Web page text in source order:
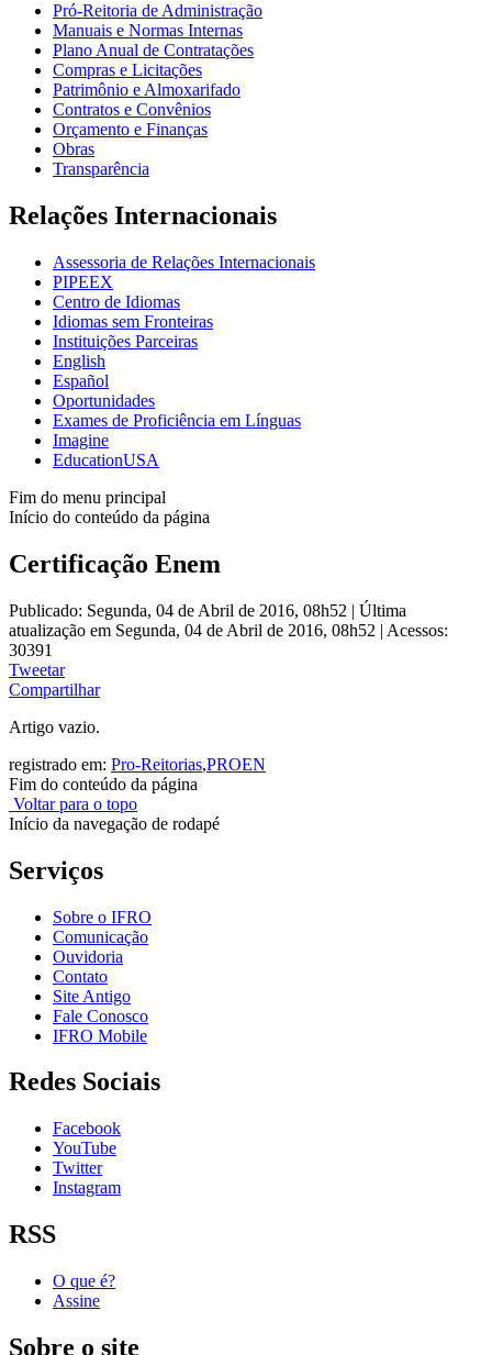
Pró-Reitoria de Administração
Manuais e Normas Internas
Plano Anual de Contratações
Compras e Licitações
Patrimônio e Almoxarifado
Contratos e Convênios
Orçamento e Finanças
Obras
Transparência
Relações Internacionais
Assessoria de Relações Internacionais
PIPEEX
Centro de Idiomas
Idiomas sem Fronteiras
Instituições Parceiras
English
Español
Oportunidades
Exames de Proficiência em Línguas
Imagine
EducationUSA
Fim do menu principal
Início do conteúdo da página
Certificação Enem
Publicado: Segunda, 04 de Abril de 2016, 08h52 | Última
atualização em Segunda, 04 de Abril de 2016, 08h52 | Acessos:
30391
Tweetar
Compartilhar
Artigo vazio.
registrado em: Pro-Reitorias,PROEN
Fim do conteúdo da página
Voltar para o topo
Início da navegação de rodapé
Serviços
Sobre o IFRO
Comunicação
Ouvidoria
Contato
Site Antigo
Fale Conosco
IFRO Mobile
Redes Sociais
Facebook
YouTube
Twitter
Instagram
RSS
O que é?
Assine
Sobre o site